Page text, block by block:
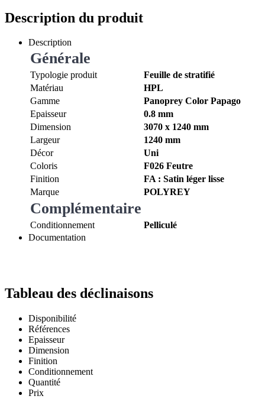
Description du produit
Description
Générale
Typologie produit
Feuille de stratifié
Matériau
HPL
Gamme
Panoprey Color Papago
Epaisseur
0.8 mm
Dimension
3070 x 1240 mm
Largeur
1240 mm
Décor
Uni
Coloris
F026 Feutre
Finition
FA : Satin léger lisse
Marque
POLYREY
Complémentaire
Conditionnement
Pelliculé
Documentation
Tableau des déclinaisons
Disponibilité
Références
Epaisseur
Dimension
Finition
Conditionnement
Quantité
Prix